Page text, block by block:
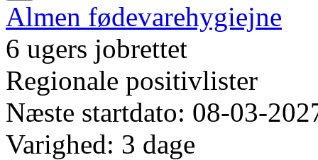
Almen fødevarehygiejne
6 ugers jobrettet
Regionale positivlister
Næste startdato: 08-03-
Varighed: 3 dage